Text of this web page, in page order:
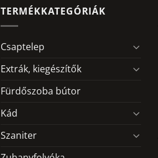
TERMÉKKATEGÓRIÁK
Csaptelep
Extrák, kiegészítők
Fürdőszoba bútor
Kád
Szaniter